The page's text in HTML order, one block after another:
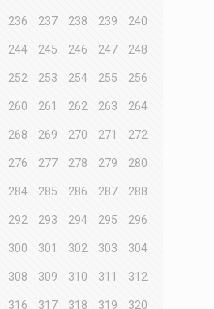
236 237 238 239 240
244 245 246 247 248
252 253 254 255 256
260 261 262 263 264
268 269 270 271 272
276 277 278 279 280
284 285 286 287 288
292 293 294 295 296
300 301 302 303 304
308 309 310 311 312
316 317 318 319 320